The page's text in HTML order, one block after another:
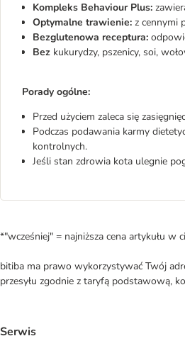
Kompleks Behaviour Plus:
Optymalne trawienie: z cennymi
Bezglutenowa receptura:
Bez kukurydzy, pszenicy, soi,
Porady ogólne:
Przed użyciem zaleca się
Podczas podawania karmy
kontrolnych.
Jeśli stan zdrowia kota ulegnie
*"wcześniej" = najniższa cena artykułu w
bitiba ma prawo wykorzystywać Twój
przesyłu zgodnie z taryfą podstawową,
Serwis